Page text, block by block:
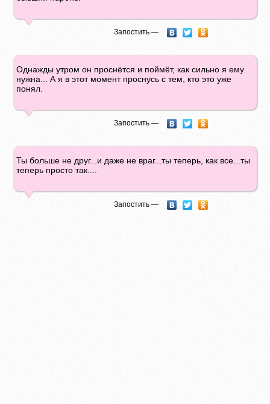
Запостить —
Однажды утром он проснётся и поймёт, как сильно я ему
нужна... А я в этот момент проснусь с тем, кто это уже
понял.
Запостить —
Ты больше не друг...и даже не враг...ты теперь, как все...ты
теперь просто так....
Запостить —